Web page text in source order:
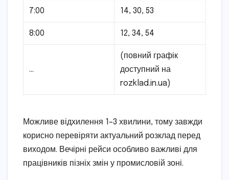
7:00 14, 30, 53
8:00 12, 34, 54
…
(повний графік
доступний на
rozklad.in.ua)
Можливе відхилення 1–3 хвилини, тому завжди
корисно перевіряти актуальний розклад перед
виходом. Вечірні рейси особливо важливі для
працівників пізніх змін у промисловій зоні.